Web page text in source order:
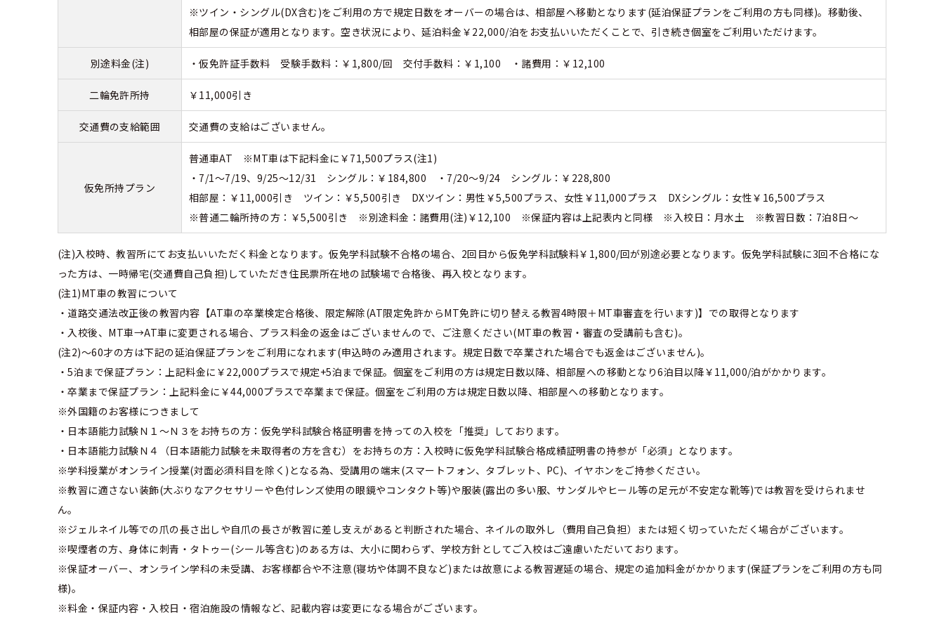
※ツイン・シングル(DX含む)をご利用の方で規定日数をオーバーの場合は、相部屋へ移動となります(延泊保証プランをご利用の方も同様)。移動後、
相部屋の保証が適用となります。空き状況により、延泊料金￥22,000/泊をお支払いいただくことで、引き続き個室をご利用いただけます。
別途料金(注) ・仮免許証手数料 受験手数料：￥1,800/回 交付手数料：￥1,100 ・諸費用：￥12,100
二輪免許所持 ￥11,000引き
交通費の支給範囲 交通費の支給はございません。
仮免所持プラン
普通車AT ※MT車は下記料金に￥71,500プラス(注1)
・7/1～7/19、9/25～12/31 シングル：￥184,800 ・7/20～9/24 シングル：￥228,800
相部屋：￥11,000引き ツイン：￥5,500引き DXツイン：男性￥5,500プラス、女性￥11,000プラス DXシングル：女性￥16,500プラス
※普通二輪所持の方：￥5,500引き ※別途料金：諸費用(注)￥12,100 ※保証内容は上記表内と同様 ※入校日：月水土 ※教習日数：7泊8日～
(注)入校時、教習所にてお支払いいただく料金となります。仮免学科試験不合格の場合、2回目から仮免学科試験料￥1,800/回が別途必要となります。仮免学科試験に3回不合格にな
った方は、一時帰宅(交通費自己負担)していただき住民票所在地の試験場で合格後、再入校となります。
(注1)MT車の教習について
・道路交通法改正後の教習内容【AT車の卒業検定合格後、限定解除(AT限定免許からMT免許に切り替える教習4時限＋MT車審査を行います)】での取得となります
・入校後、MT車→AT車に変更される場合、プラス料金の返金はございませんので、ご注意ください(MT車の教習・審査の受講前も含む)。
(注2)～60才の方は下記の延泊保証プランをご利用になれます(申込時のみ適用されます。規定日数で卒業された場合でも返金はございません)。
・5泊まで保証プラン：上記料金に￥22,000プラスで規定+5泊まで保証。個室をご利用の方は規定日数以降、相部屋への移動となり6泊目以降￥11,000/泊がかかります。
・卒業まで保証プラン：上記料金に￥44,000プラスで卒業まで保証。個室をご利用の方は規定日数以降、相部屋への移動となります。
※外国籍のお客様につきまして
・日本語能力試験Ｎ１～Ｎ３をお持ちの方：仮免学科試験合格証明書を持っての入校を「推奨」しております。
・日本語能力試験Ｎ４（日本語能力試験を未取得者の方を含む）をお持ちの方：入校時に仮免学科試験合格成績証明書の持参が「必須」となります。
※学科授業がオンライン授業(対面必須科目を除く)となる為、受講用の端末(スマートフォン、タブレット、PC)、イヤホンをご持参ください。
※教習に適さない装飾(大ぶりなアクセサリーや色付レンズ使用の眼鏡やコンタクト等)や服装(露出の多い服、サンダルやヒール等の足元が不安定な靴等)では教習を受けられませ
ん。
※ジェルネイル等での爪の長さ出しや自爪の長さが教習に差し支えがあると判断された場合、ネイルの取外し（費用自己負担）または短く切っていただく場合がございます。
※喫煙者の方、身体に刺青・タトゥー(シール等含む)のある方は、大小に関わらず、学校方針としてご入校はご遠慮いただいております。
※保証オーバー、オンライン学科の未受講、お客様都合や不注意(寝坊や体調不良など)または故意による教習遅延の場合、規定の追加料金がかかります(保証プランをご利用の方も同
様)。
※料金・保証内容・入校日・宿泊施設の情報など、記載内容は変更になる場合がございます。